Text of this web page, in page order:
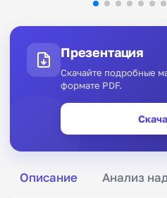
Описание Анализ
Презентация
Скачайте подробные
формате PDF.